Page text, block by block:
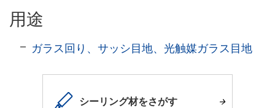
用途
ガラス回り、サッシ目地、光触媒ガラス目地
シーリング材をさがす